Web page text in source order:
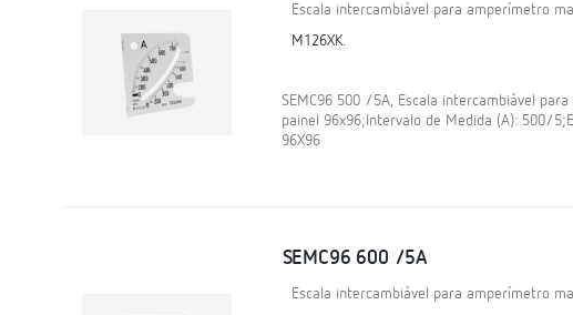
Escala intercambiável para amperímetro
M126XK.
SEMC96 500 /5A, Escala intercambiável
painel 96x96;Intervalo de Medida (A): 500/
96X96
SEMC96 600 /5A
Escala intercambiável para amperímetro